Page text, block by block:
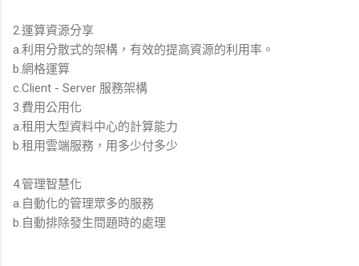
2.運算資源分享
a.利用分散式的架構，有效的提高資源的利用率。
b.網格運算
c.Client - Server 服務架構
3.費用公用化
a.租用大型資料中心的計算能力
b.租用雲端服務，用多少付多少
4.管理智慧化
a.自動化的管理眾多的服務
b.自動排除發生問題時的處理